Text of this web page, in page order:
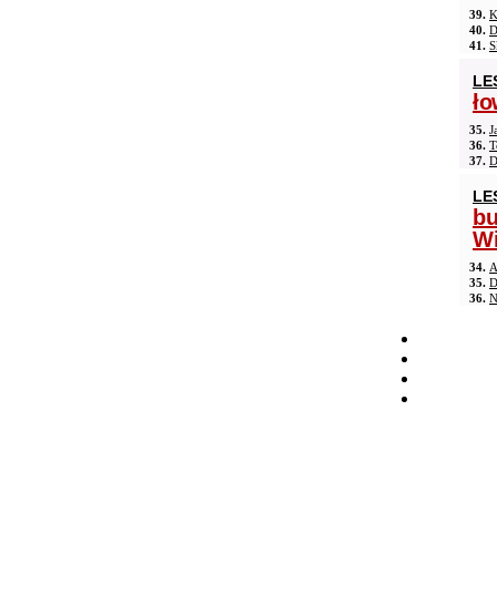
39.
40.
41.
35.
36.
37.
34.
35.
36.